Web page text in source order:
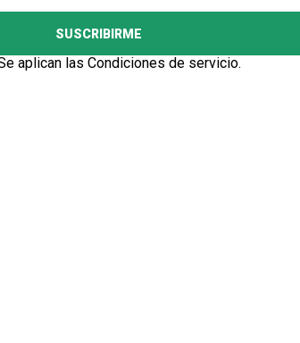
SUSCRIBIRME
aplican las Condiciones de servicio.